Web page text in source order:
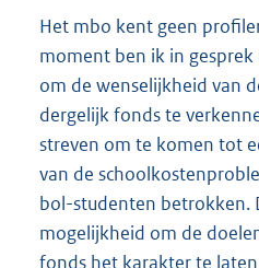
Het mbo kent geen
moment ben ik in
om de wenselijkheid van
dergelijk fonds te
streven om te komen tot
van de
bol-studenten betrokken.
mogelijkheid om de
fonds het karakter te